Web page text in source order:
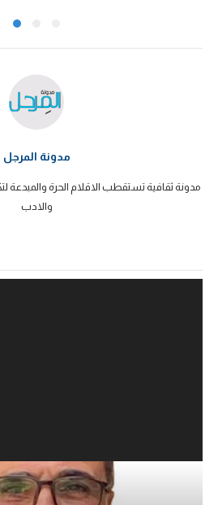
مدونة المرجل
مدونة ثقافية تستقطب الاقلام الحرة والمبدعة
والادب